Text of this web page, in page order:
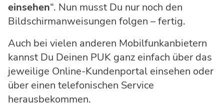
einsehen“. Nun musst Du nur noch den
Bildschirmanweisungen folgen – fertig.
Auch bei vielen anderen Mobilfunkanbietern
kannst Du Deinen PUK ganz einfach über das
jeweilige Online-Kundenportal einsehen oder
über einen telefonischen Service
herausbekommen.